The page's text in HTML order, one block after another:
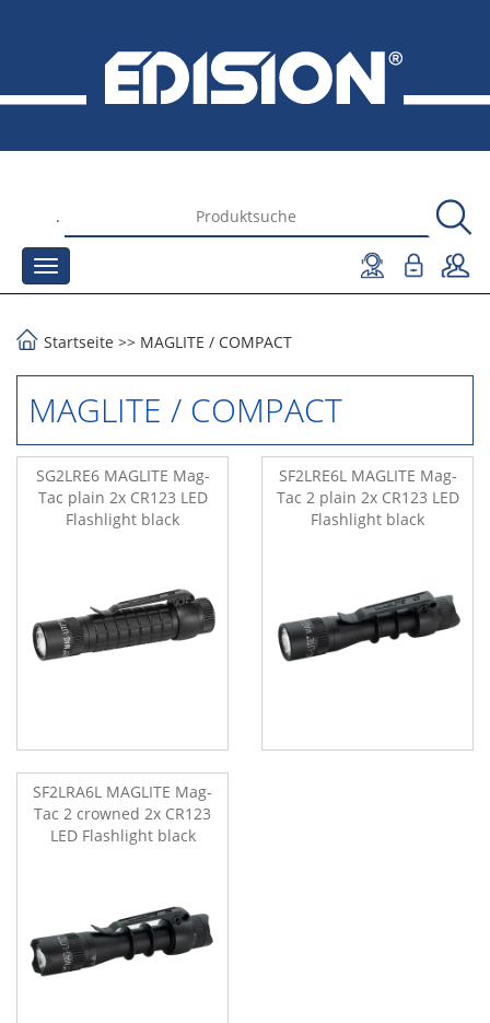
.
Startseite >> MAGLITE / COMPACT
MAGLITE / COMPACT
SG2LRE6 MAGLITE Mag-
Tac plain 2x CR123 LED
Flashlight black
SF2LRE6L MAGLITE Mag-
Tac 2 plain 2x CR123 LED
Flashlight black
SF2LRA6L MAGLITE Mag-
Tac 2 crowned 2x CR123
LED Flashlight black